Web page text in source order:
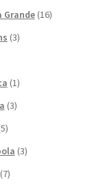
Grande (16)
(3)
(1)
(3)
(3)
(7)